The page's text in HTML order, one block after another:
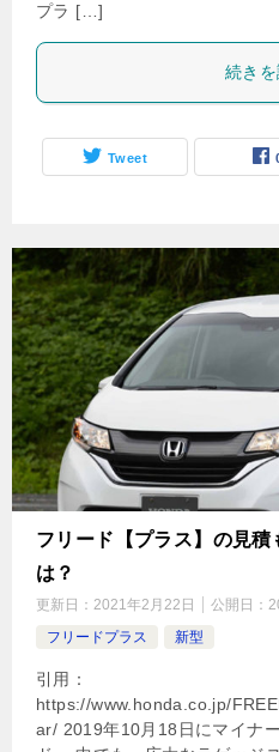
プラ […]
続き
Tweet
フリード【プラス】の見
は？
更新日： 2021年2月22日 公開日：
フリードプラス
新型
引用：
https://www.honda.co.jp/
ar/ 2019年10月18日にマイナ